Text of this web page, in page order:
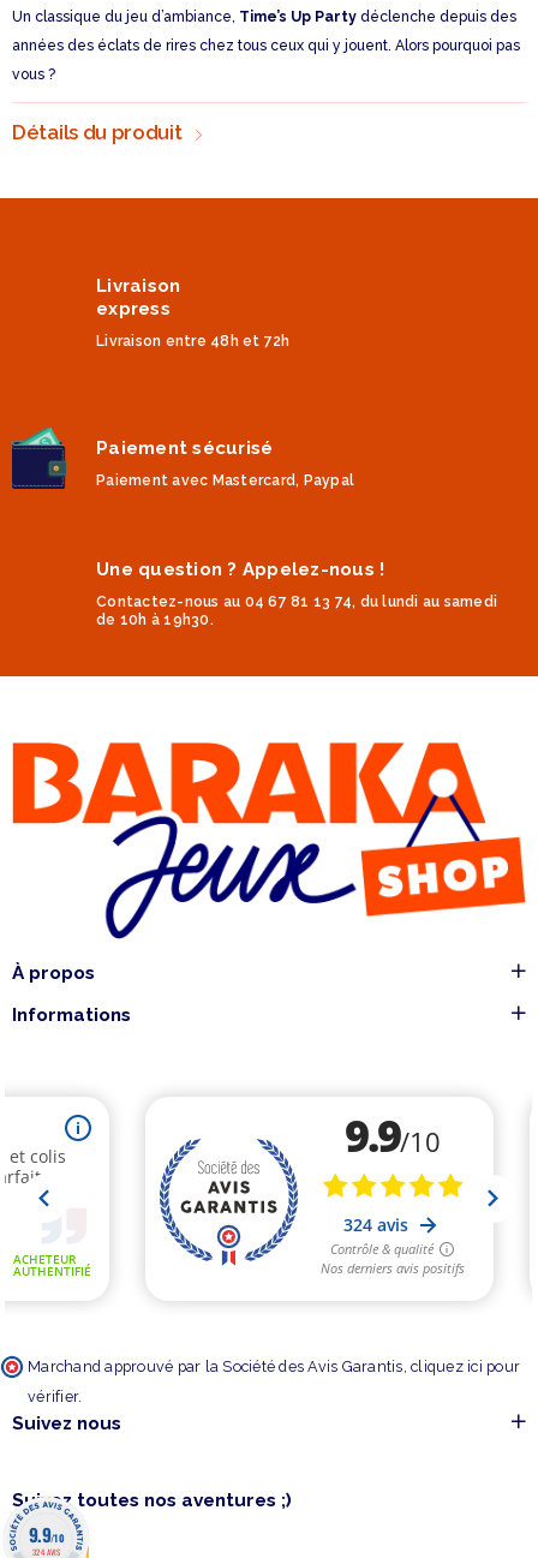
Un classique du jeu d’ambiance, Time’s Up Party déclenche depuis des
années des éclats de rires chez tous ceux qui y jouent. Alors pourquoi pas
vous ?
Détails du produit
Livraison
express
Livraison entre 48h et 72h
Paiement sécurisé
Paiement avec Mastercard, Paypal
Une question ? Appelez-nous !
Contactez-nous au 04 67 81 13 74, du lundi au samedi
de 10h à 19h30.
À propos
Informations
Marchand approuvé par la Société des Avis Garantis, cliquez ici pour
vérifier.
Suivez nous
Suivez toutes nos aventures ;)
9.9/10
324 AVIS